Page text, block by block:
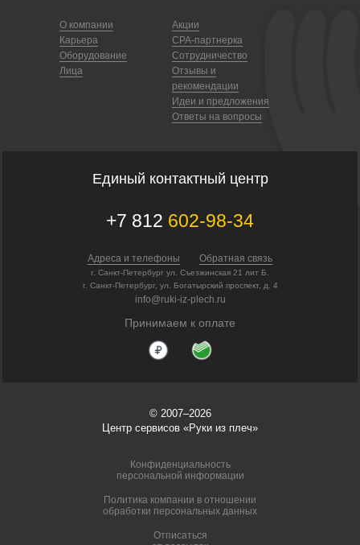
О компании
Карьера
Оборудование
Лица
Акции
CPA-партнерка
Сотрудничество
Отзывы и
рекомендации
Идеи и предложения
Ответы на вопросы
Единый контактный центр
+7 812 602-98-34
Адреса и телефоны Обратная связь
г. Санкт-Петербург ул. Съезжинская 21 лит Б.
г. Санкт-Петербург, ул. Богатырский проспект, д. 4
info@ruki-iz-plech.ru
Принимаем к оплате
© 2007–2026
Центр сервисов «Руки из плеч»
Конфиденциальность
персональной информации
Политика компании в отношении
обработки персональных данных
Отписаться